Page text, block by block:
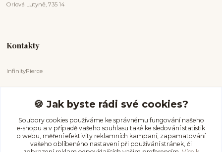
Orlová Lutyně, 735 14
Kontakty
InfinityPierce
+420 731 681 038
(Po-Ne, 9-18 hod.)
info@infinitypierce.cz
🍪 Jak byste rádi své cookies?
Soubory cookies používáme ke správnému fungování našeho
e-shopu a v případě vašeho souhlasu také ke sledování statistik
o webu, měření efektivity reklamních kampaní, zapamatování
vašeho oblíbeného nastavení při používání stránek, či